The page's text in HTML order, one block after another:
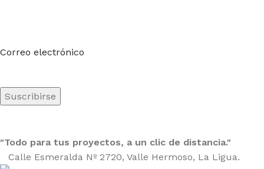
Correo electrónico
"Todo para tus proyectos, a un clic de distancia."
Calle Esmeralda Nº 2720, Valle Hermoso, La Ligua.